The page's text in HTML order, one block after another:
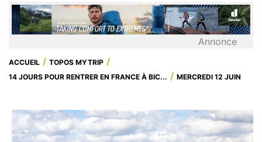
Annonce
ACCUEIL
TOPOS MYTRIP
14 JOURS POUR RENTRER EN FRANCE À BIC...
MERCREDI 12 JUIN